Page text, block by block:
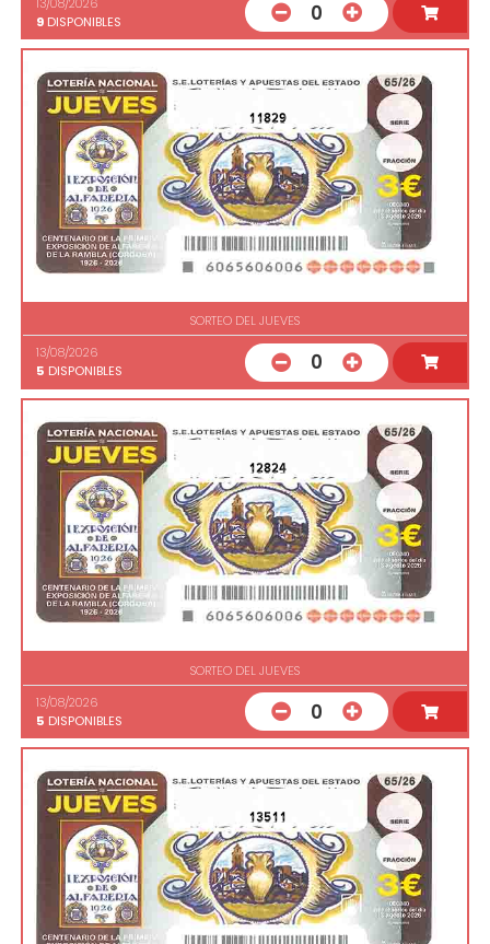
9 DISPONIBLES 0
11829
SORTEO DEL JUEVES
13/08/2026
5 DISPONIBLES 0
12824
SORTEO DEL JUEVES
13/08/2026
5 DISPONIBLES 0
13511